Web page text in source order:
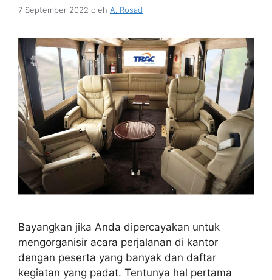
7 September 2022 oleh A. Rosad
Bayangkan jika Anda dipercayakan untuk
mengorganisir acara perjalanan di kantor
dengan peserta yang banyak dan daftar
kegiatan yang padat. Tentunya hal pertama